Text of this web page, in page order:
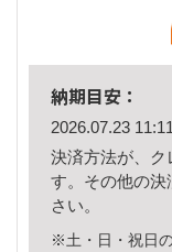
納期目安：
2026.07.23
決済方法が、ク
す。その他の決
さい。
※土・日・祝日